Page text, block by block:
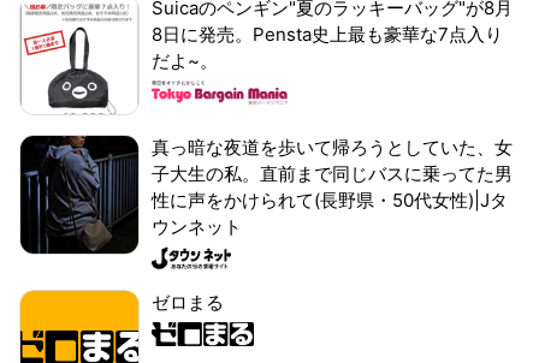
Suicaのペンギン"夏のラッキーバッグ"が8月
8日に発売。Pensta史上最も豪華な7点入り
だよ~。
真っ暗な夜道を歩いて帰ろうとしていた、女
子大生の私。直前まで同じバスに乗ってた男
性に声をかけられて(長野県・50代女性)|Jタ
ウンネット
ゼロまる